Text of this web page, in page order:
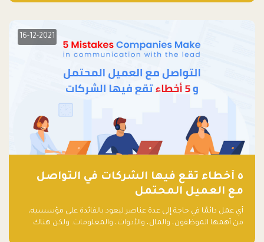
مشاركاً من أبرز صناديق رأس المال الجريء وممثلي المؤسسات
16-12-2021
٥ أخطاء تقع فيها الشركات في التواصل
مع العميل المحتمل
أي عمل دائمًا في حاجة إلى عدة عناصر ليعود بالفائدة على مؤسسيه،
من أهمها الموظفون، والمال، والأدوات، والمعلومات. ولكن هناك